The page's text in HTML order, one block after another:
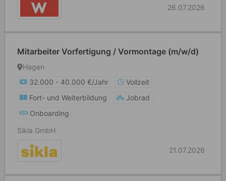
26.07.2026
Mitarbeiter Vorfertigung / Vormontage (m/w/d)
Hagen
32.000 - 40.000 €/Jahr
Vollzeit
Fort- und Weiterbildung
Jobrad
Onboarding
Sikla GmbH
21.07.2026